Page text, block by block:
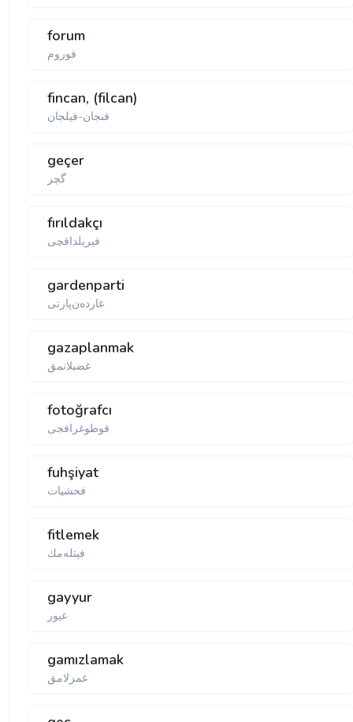
forum
فوروم
fincan, (filcan)
فنجان-فیلجان
geçer
گچر
fırıldakçı
فیریلداقچی
gardenparti
غارده‌ن‌پارتی
gazaplanmak
غضبلانمق
fotoğrafcı
فوطوغرافجی
fuhşiyat
فحشیات
fitlemek
فیتله‌مك
gayyur
غیور
gamızlamak
غمزلامق